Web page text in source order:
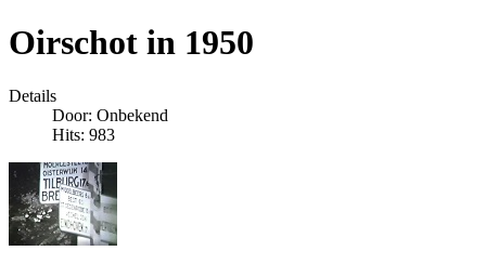
Oirschot in 1950
Details
Door: Onbekend
Hits: 983